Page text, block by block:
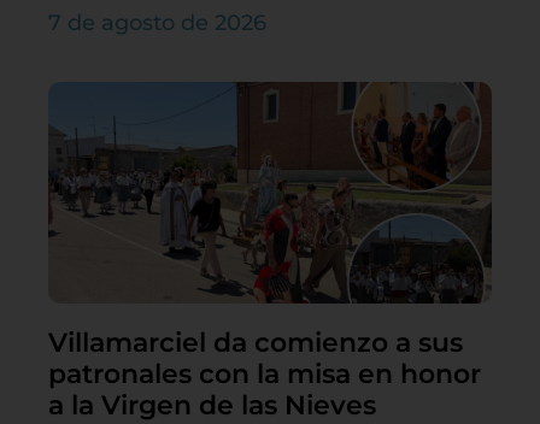
7 de agosto de 2026
Villamarciel da comienzo a sus
patronales con la misa en honor
a la Virgen de las Nieves